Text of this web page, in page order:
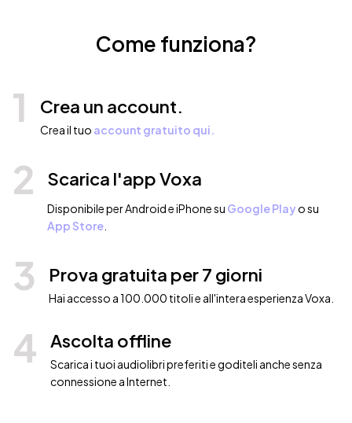
Come funziona?
1 Crea un account.
Crea il tuo account gratuito qui.
2 Scarica l'app Voxa
Disponibile per Android e iPhone su Google Playo su
App Store
3 Prova gratuita per 7 giorni
Hai accesso a 100.000 titoli e all'intera esperienza Voxa.
4 Ascolta offline
Scarica i tuoi audiolibri preferiti e goditeli anche senza
connessione a Internet.